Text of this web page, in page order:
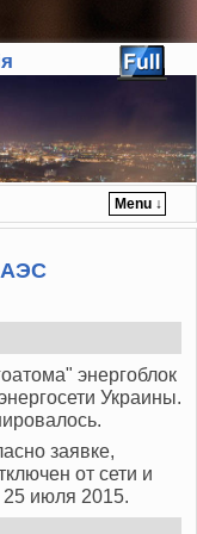
Menu ↓
АЭС
энергоблок
Украины.
заявке,
от сети и
июля 2015.